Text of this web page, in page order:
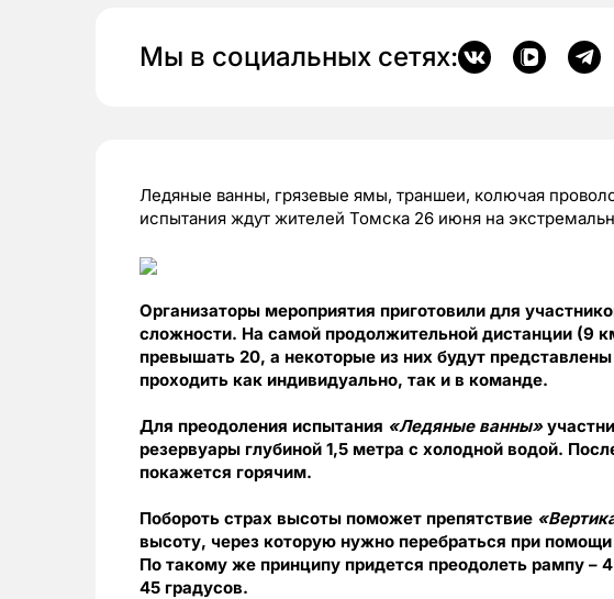
Мы в социальных сетях:
Ледяные ванны, грязевые ямы, траншеи, колючая
испытания ждут жителей Томска 26 июня на
Организаторы мероприятия приготовили для
сложности. На самой продолжительной дистанции (9
превышать 20, а некоторые из них будут
проходить как индивидуально, так и в команде.
Для преодоления испытания «Ледяные ванны»
резервуары глубиной 1,5 метра с холодной водой.
покажется горячим.
Побороть страх высоты поможет препятствие
высоту, через которую нужно перебраться при
По такому же принципу придется преодолеть рампу –
45 градусов.